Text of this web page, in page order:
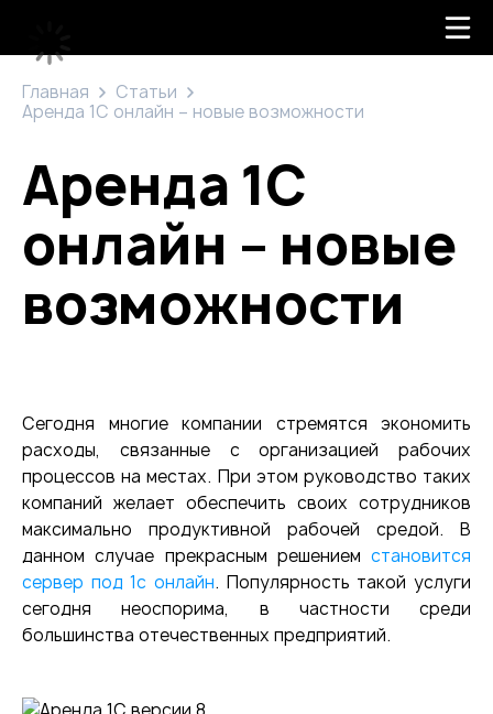
Главная
Статьи
Аренда 1С онлайн – новые возможности
Аренда 1С
онлайн – новые
возможности
Сегодня многие компании стремятся экономить
расходы, связанные с организацией рабочих
процессов на местах. При этом руководство таких
компаний желает обеспечить своих сотрудников
максимально продуктивной рабочей средой. В
данном случае прекрасным решением становится
сервер под 1с онлайн. Популярность такой услуги
сегодня неоспорима, в частности среди
большинства отечественных предприятий.